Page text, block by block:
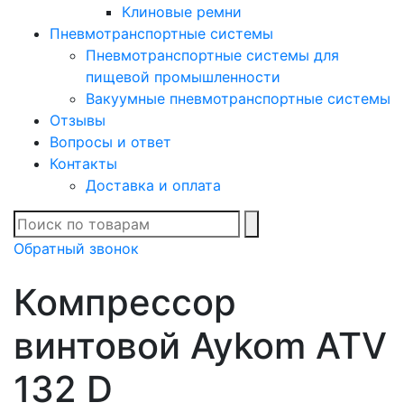
Клиновые ремни
Пневмотранспортные системы
Пневмотранспортные системы для
пищевой промышленности
Вакуумные пневмотранспортные системы
Отзывы
Вопросы и ответ
Контакты
Доставка и оплата
Обратный звонок
Компрессор
винтовой Aykom ATV
132 D